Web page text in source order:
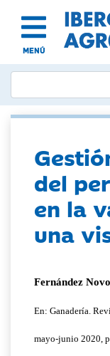
MENÚ
del
en la
una
Fernández
En: Ganadería.
mayo-junio 2020,